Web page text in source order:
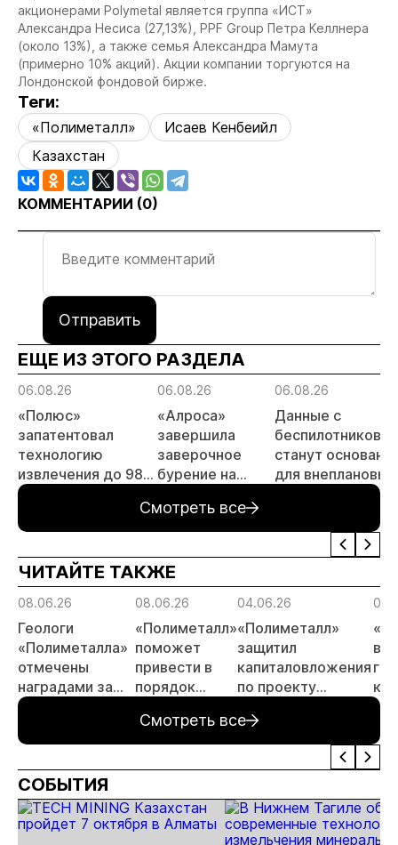
акционерами Polymetal является группа «ИСТ»
Александра Несиса (27,13%), PPF Group Петра Келлнера
(около 13%), а также семья Александра Мамута
(примерно 10% акций). Акции компании торгуются на
Лондонской фондовой бирже.
Теги:
«Полиметалл»
Исаев Кенбеийл
Казахстан
КОММЕНТАРИИ (0)
Отправить
ЕЩЕ ИЗ ЭТОГО РАЗДЕЛА
06.08.26
«Полюс»
запатентовал
технологию
извлечения до 98%
золота из
металлургического
шлака
06.08.26
«Алроса»
завершила
заверочное
бурение на
месторождении
Дегдекан
06.08.26
Данные с
беспилотников
станут
для внеплановых
Смотреть все
ЧИТАЙТЕ ТАКЖЕ
08.06.26
Геологи
«Полиметалла»
отмечены
наградами за
открытие
«Андрей»
08.06.26
«Полиметалл»
поможет
привести в
порядок
Певеке
04.06.26
«Полиметалл»
защитил
капиталовложения
по проекту
Смотреть все
СОБЫТИЯ